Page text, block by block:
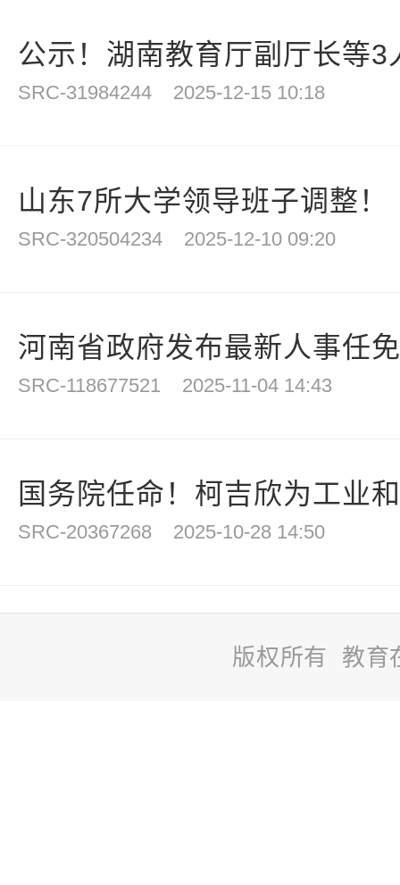
公示！湖南教育厅副厅长等
SRC-31984244 2025-12-15 10:18
山东7所大学领导班子调整！
SRC-320504234 2025-12-10 09:20
河南省政府发布最新人事任
SRC-118677521 2025-11-04 14:43
国务院任命！柯吉欣为工业
SRC-20367268 2025-10-28 14:50
版权所有 教育